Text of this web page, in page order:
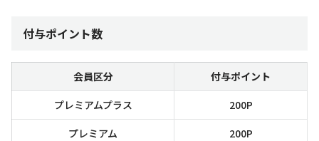
付与ポイント数
会員区分
付与ポイント
プレミアムプラス
200P
プレミアム
200P